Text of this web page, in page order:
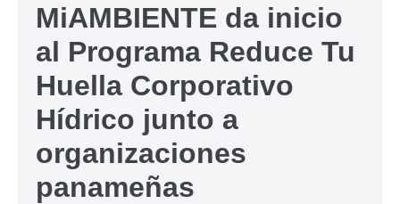
MiAMBIENTE da inicio
al Programa Reduce Tu
Huella Corporativo
Hídrico junto a
organizaciones
panameñas